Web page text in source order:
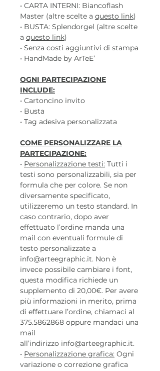
• CARTA INTERNI: Biancoflash
Master (altre scelte a questo link)
• BUSTA: Splendorgel (altre scelte
a questo link)
• Senza costi aggiuntivi di stampa
• HandMade by ArTeE’
OGNI PARTECIPAZIONE
INCLUDE:
• Cartoncino invito
• Busta
• Tag adesiva personalizzata
COME PERSONALIZZARE LA
PARTECIPAZIONE:
• Personalizzazione testi: Tutti i
testi sono personalizzabili, sia per
formula che per colore. Se non
diversamente specificato,
utilizzeremo un testo standard. In
caso contrario, dopo aver
effettuato l’ordine manda una
mail con eventuali formule di
testo personalizzate a
info@arteegraphic.it. Non è
invece possibile cambiare i font,
questa modifica richiede un
supplemento di 20,00€. Per avere
più informazioni in merito, prima
di effettuare l’ordine, chiamaci al
375.5862868 oppure mandaci una
mail
all’indirizzo info@arteegraphic.it.
• Personalizzazione grafica: Ogni
variazione o correzione grafica